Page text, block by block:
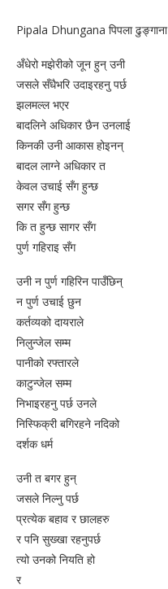
Pipala Dhungana पिपला ढुङ्गाना
‌अँधेरो मझेरीको जून हुन् उनी
जसले सँधैभरि उदाइरहनु पर्छ
झलमल्ल भएर
बादलिने अधिकार छैन उनलाई
किनकी उनी आकास होइनन्
बादल लाग्ने अधिकार त
केवल उचाई सँग हुन्छ
सगर सँग हुन्छ
कि त हुन्छ सागर सँग
पुर्ण गहिराइ सँग
उनी न पुर्ण गहिरिन पाउँछिन्
न पुर्ण उचाई छुन
कर्तव्यको दायराले
निलुन्जेल सम्म
पानीको रफ्तारले
काटुन्जेल सम्म
निभाइरहनु पर्छ उनले
निस्फिक्री बगिरहने नदिको
दर्शक धर्म
उनी त बगर हुन्
जसले निल्नु पर्छ
प्रत्येक बहाव र छालहरु
र पनि सुख्खा रहनुपर्छ
त्यो उनको नियति हो
र